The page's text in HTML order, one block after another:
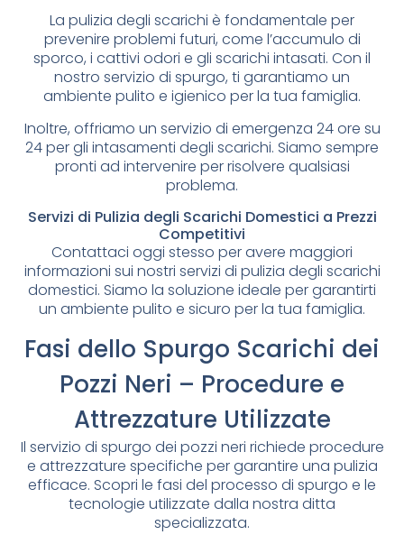
La pulizia degli scarichi è fondamentale per
prevenire problemi futuri, come l’accumulo di
sporco, i cattivi odori e gli scarichi intasati. Con il
nostro servizio di spurgo, ti garantiamo un
ambiente pulito e igienico per la tua famiglia.
Inoltre, offriamo un servizio di emergenza 24 ore su
24 per gli intasamenti degli scarichi. Siamo sempre
pronti ad intervenire per risolvere qualsiasi
problema.
Servizi di Pulizia degli Scarichi Domestici a Prezzi
Competitivi
Contattaci oggi stesso per avere maggiori
informazioni sui nostri servizi di pulizia degli scarichi
domestici. Siamo la soluzione ideale per garantirti
un ambiente pulito e sicuro per la tua famiglia.
Fasi dello Spurgo Scarichi dei
Pozzi Neri – Procedure e
Attrezzature Utilizzate
Il servizio di spurgo dei pozzi neri richiede procedure
e attrezzature specifiche per garantire una pulizia
efficace. Scopri le fasi del processo di spurgo e le
tecnologie utilizzate dalla nostra ditta
specializzata.